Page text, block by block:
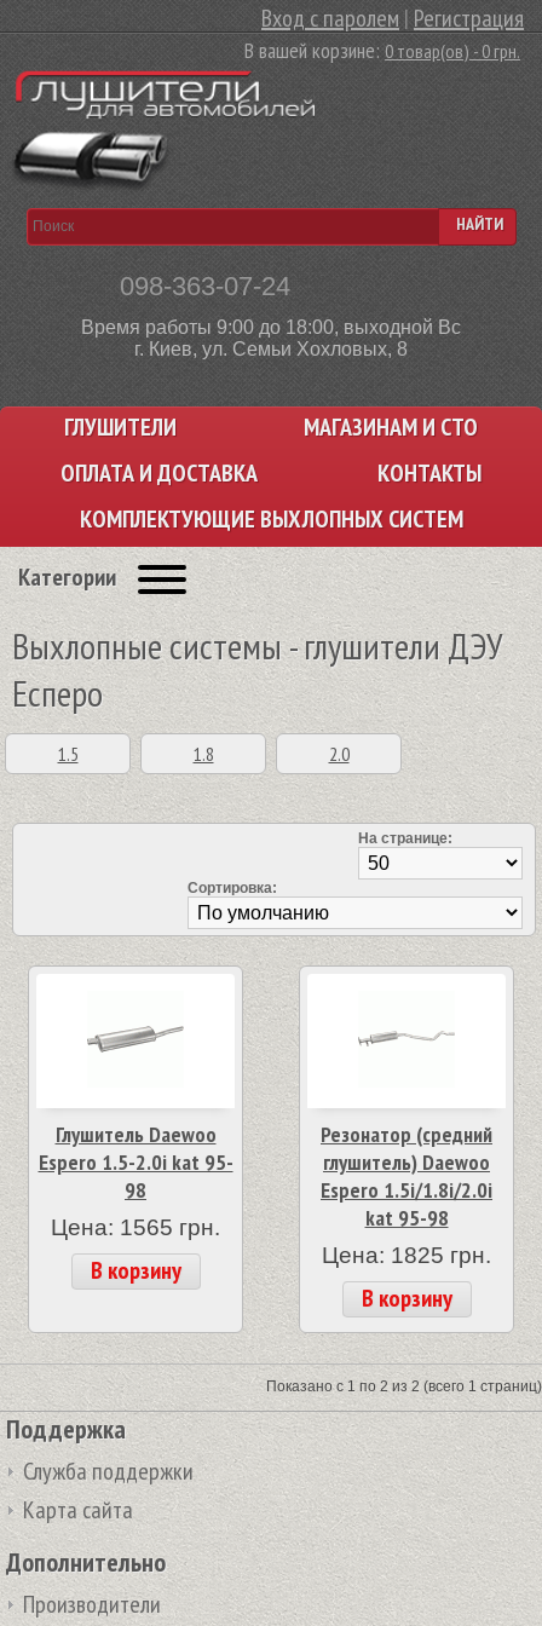
Вход с паролем |Регистрация
В вашей корзине:0 товар(ов) - 0 грн.
098-363-07-24
Время работы 9:00 до 18:00, выходной Вс
г. Киев, ул. Семьи Хохловых, 8
НАЙТИ
ГЛУШИТЕЛИ
МАГАЗИНАМ И СТО
ОПЛАТА И ДОСТАВКА
КОНТАКТЫ
КОМПЛЕКТУЮЩИЕ ВЫХЛОПНЫХ СИСТЕМ
Категории
Выхлопные системы - глушители ДЭУ
Есперо
1.5 1.8 2.0
На странице:
Сортировка:
Глушитель Daewoo
Espero 1.5-2.0i kat 95-
98
Цена: 1565 грн.
В корзину
Резонатор (средний
глушитель) Daewoo
Espero 1.5i/1.8i/2.0i
kat 95-98
Цена: 1825 грн.
В корзину
Показано с 1 по 2 из 2 (всего 1 страниц)
Поддержка
Служба поддержки
Карта сайта
Дополнительно
Производители